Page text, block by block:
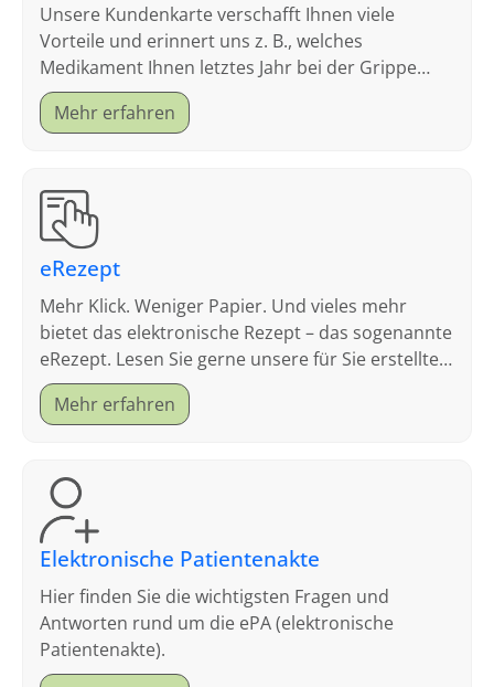
Unsere Kundenkarte verschafft Ihnen viele
Vorteile und erinnert uns z. B., welches
Medikament Ihnen letztes Jahr bei der Grippe
geholfen hat.
Mehr erfahren
eRezept
Mehr Klick. Weniger Papier. Und vieles mehr
bietet das elektronische Rezept – das sogenannte
eRezept. Lesen Sie gerne unsere für Sie erstellten
FAQ.
Mehr erfahren
Elektronische Patientenakte
Hier finden Sie die wichtigsten Fragen und
Antworten rund um die ePA (elektronische
Patientenakte).